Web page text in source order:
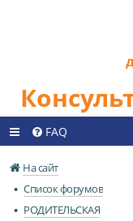
FAQ
На сайт
Список форумов
РОДИТЕЛЬСКАЯ